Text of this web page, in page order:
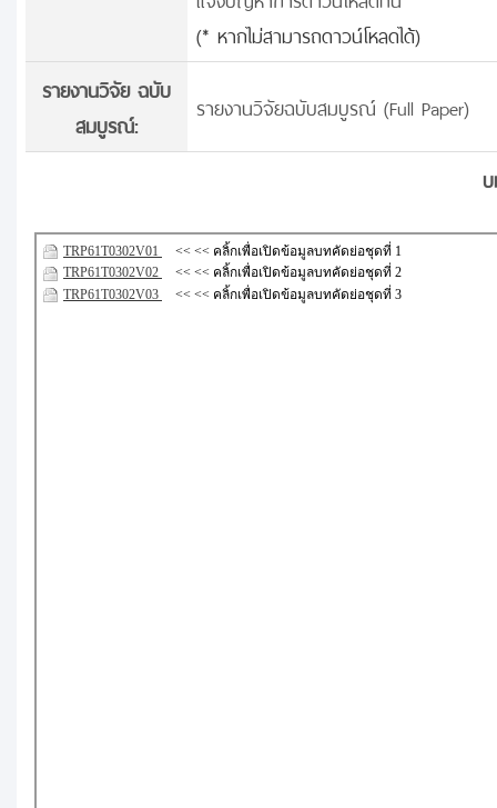
(* หากไม่สามารถดาวน์โหลดได้)
รายงานวิจัย ฉบับ
สมบูรณ์:
รายงานวิจัยฉบับสมบูรณ์ (Full Paper)